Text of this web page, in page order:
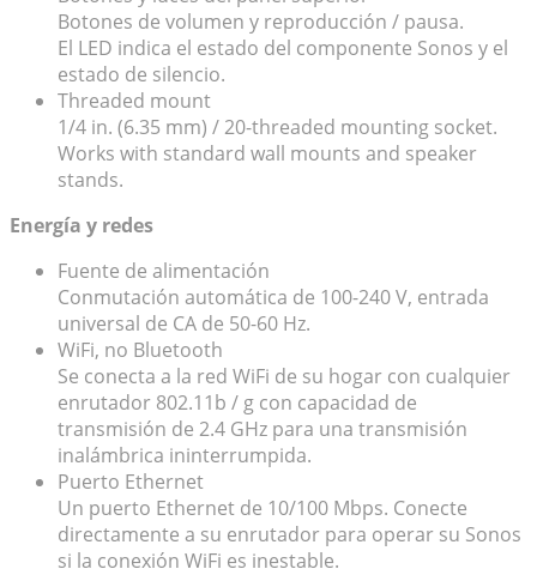
Botones de volumen y reproducción / pausa.
El LED indica el estado del componente Sonos y el
estado de silencio.
Threaded mount
1/4 in. (6.35 mm) / 20-threaded mounting socket.
Works with standard wall mounts and speaker
stands.
Energía y redes
Fuente de alimentación
Conmutación automática de 100-240 V, entrada
universal de CA de 50-60 Hz.
WiFi, no Bluetooth
Se conecta a la red WiFi de su hogar con cualquier
enrutador 802.11b / g con capacidad de
transmisión de 2.4 GHz para una transmisión
inalámbrica ininterrumpida.
Puerto Ethernet
Un puerto Ethernet de 10/100 Mbps. Conecte
directamente a su enrutador para operar su Sonos
si la conexión WiFi es inestable.